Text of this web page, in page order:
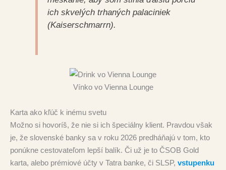
ich skvelých trhaných palaciniek
(Kaiserschmarrn).
Vínko vo Vienna Lounge
Karta ako kľúč k inému svetu
Možno si hovoríš, že nie si ich špeciálny klient. Pravdou však
je, že slovenské banky sa v roku 2026 predháňajú v tom, kto
ponúkne cestovateľom lepší balík. Či už je to ČSOB Gold
karta, alebo prémiové účty v Tatra banke, či SLSP, vstupenku